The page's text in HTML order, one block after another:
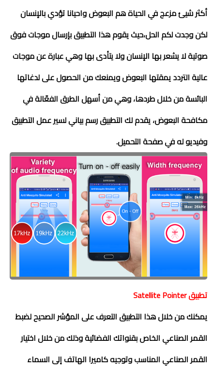
أكثر شيئ مزعج في الحياة هم البعوض واحيانا تؤدي بالإنسان
لكن وجدت لكم الحل،حيث يقوم هذا التطبيق بإرسال موجات فوق
صوتية لا يشعر بها الإنسان ولا يتأدى بها وهي عبارة عن موجات
عالية التردد يمقتها البعوض ويمنعك من الحصول على لدغاتها
البائسة من خلال طردها، وهي من أسهل الطرق الفعّالة في
مكافحة البعوض، يقدم لك التطبيق رسم بياني لسير عمل التطبيق
وفيديو له في صفحة التحميل.
تطبيقSatellite Pointer
يمكنك من خلال هذا التطبيق التعرف على المؤشر الصحيح لضبط
القمر الصناعي الخاص بقنواتك الفضائية وذلك من خلال اختيار
القمر الصناعي المناسب وتوجيه كاميرا الهاتف إلى السماء